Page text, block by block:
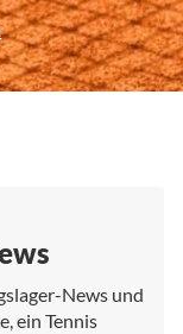
News und
ein Tennis